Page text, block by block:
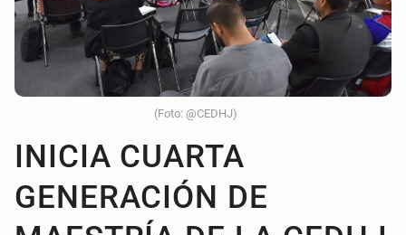
(Foto: @CEDHJ)
INICIA CUARTA
GENERACIÓN DE